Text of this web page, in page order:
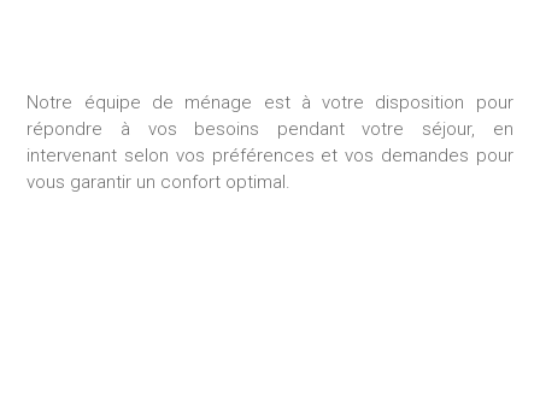
Notre équipe de ménage est à votre disposition pour
répondre à vos besoins pendant votre séjour, en
intervenant selon vos préférences et vos demandes pour
vous garantir un confort optimal.